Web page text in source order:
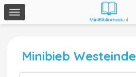
Toggle
navigation
Minibieb Westeinde